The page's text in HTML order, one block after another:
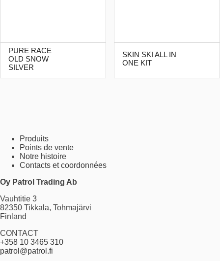
PURE RACE
OLD SNOW
SILVER
SKIN SKI ALL IN
ONE KIT
Produits
Points de vente
Notre histoire
Contacts et coordonnées
Oy Patrol Trading Ab
Vauhtitie 3
82350 Tikkala, Tohmajärvi
Finland
CONTACT
+358 10 3465 310
patrol@patrol.fi